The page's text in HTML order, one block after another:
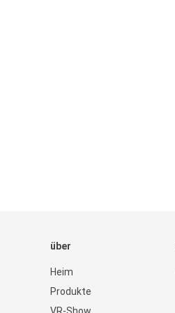
über
Heim
Produkte